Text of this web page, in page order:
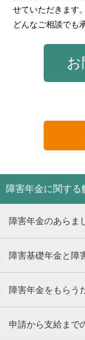
せていただきます。
どんなご相談でも
障害年金に関する
障害年金のあらま
障害基礎年金と障
障害年金をもらう
申請から支給まで